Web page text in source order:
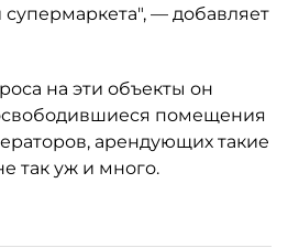
— добавляет
на эти объекты он
помещения
арендующих такие
так уж и много.